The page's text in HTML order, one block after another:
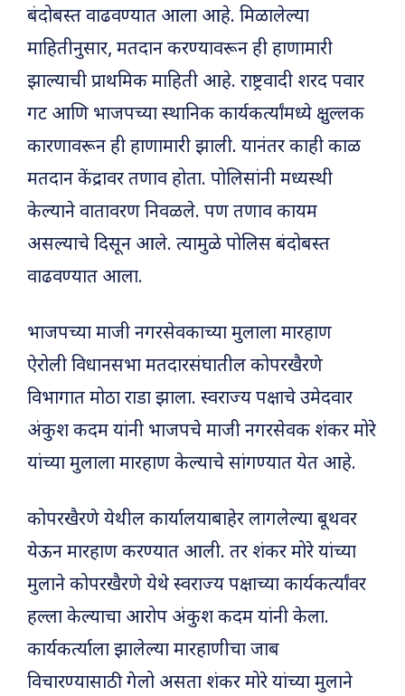
बंदोबस्त वाढवण्यात आला आहे. मिळालेल्या
माहितीनुसार, मतदान करण्यावरून ही हाणामारी
झाल्याची प्राथमिक माहिती आहे. राष्ट्रवादी शरद पवार
गट आणि भाजपच्या स्थानिक कार्यकर्त्यांमध्ये क्षुल्लक
कारणावरून ही हाणामारी झाली. यानंतर काही काळ
मतदान केंद्रावर तणाव होता. पोलिसांनी मध्यस्थी
केल्याने वातावरण निवळले. पण तणाव कायम
असल्याचे दिसून आले. त्यामुळे पोलिस बंदोबस्त
वाढवण्यात आला.
भाजपच्या माजी नगरसेवकाच्या मुलाला मारहाण
ऐरोली विधानसभा मतदारसंघातील कोपरखैरणे
विभागात मोठा राडा झाला. स्वराज्य पक्षाचे उमेदवार
अंकुश कदम यांनी भाजपचे माजी नगरसेवक शंकर मोरे
यांच्या मुलाला मारहाण केल्याचे सांगण्यात येत आहे.
कोपरखैरणे येथील कार्यालयाबाहेर लागलेल्या बूथवर
येऊन मारहाण करण्यात आली. तर शंकर मोरे यांच्या
मुलाने कोपरखैरणे येथे स्वराज्य पक्षाच्या कार्यकर्त्यांवर
हल्ला केल्याचा आरोप अंकुश कदम यांनी केला.
कार्यकर्त्याला झालेल्या मारहाणीचा जाब
विचारण्यासाठी गेलो असता शंकर मोरे यांच्या मुलाने